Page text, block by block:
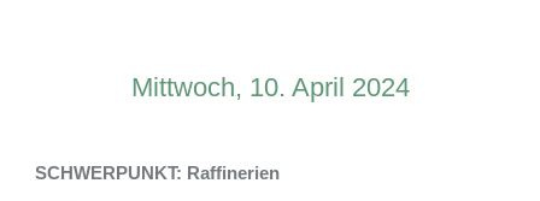
Mittwoch, 10. April 2024
SCHWERPUNKT: Raffinerien